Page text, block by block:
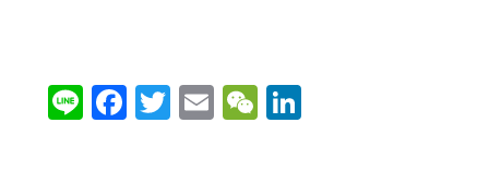
Li F
T
E
W